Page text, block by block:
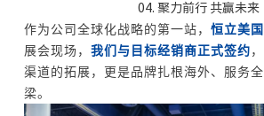
04. 聚力前行 共赢未来
作为公司全球化战略的第一站， 恒立美国
展会现场， 我们与目标经销商正式签约
渠道的拓展，更是品牌扎根海外、服务
梁。